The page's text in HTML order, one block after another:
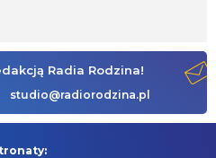
Radia Rodzina!
studio@radiorodzina.pl